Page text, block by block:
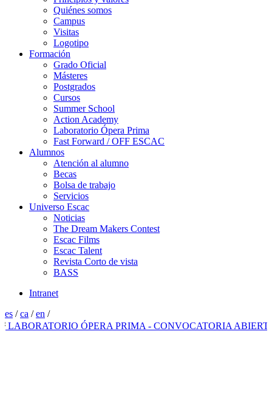
Quiénes somos
Campus
Visitas
Logotipo
Formación
Grado Oficial
Másteres
Postgrados
Cursos
Summer School
Action Academy
Laboratorio Ópera Prima
Fast Forward / OFF ESCAC
Alumnos
Atención al alumno
Becas
Bolsa de trabajo
Servicios
Universo Escac
Noticias
The Dream Makers Contest
Escac Films
Escac Talent
Revista Corto de vista
BASS
Intranet
es /ca /en /
ÓPERA PRIMA - CONVOCATORIA ABIERTA